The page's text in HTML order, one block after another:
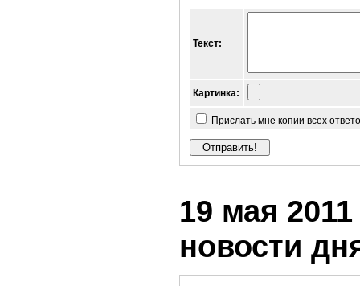
Текст:
Картинка:
Прислать мне копии всех
19 мая
новости